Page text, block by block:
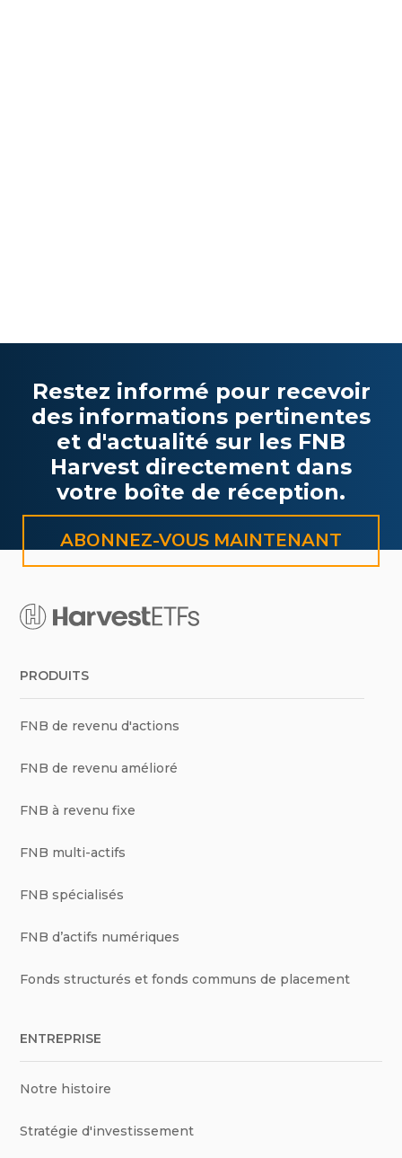
Restez informé pour recevoir
des informations pertinentes
et d'actualité sur les FNB
Harvest directement dans
votre boîte de réception.
ABONNEZ-VOUS MAINTENANT
PRODUITS
FNB de revenu d'actions
FNB de revenu amélioré
FNB à revenu fixe
FNB multi-actifs
FNB spécialisés
FNB d’actifs numériques
Fonds structurés et fonds communs de placement
ENTREPRISE
Notre histoire
Stratégie d'investissement